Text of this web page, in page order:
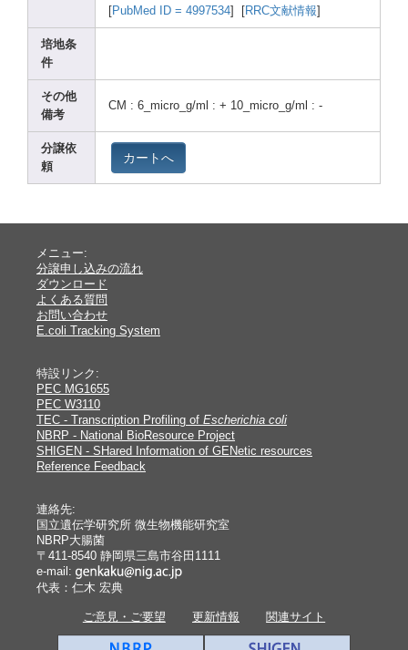
PubMed ID = 4997534 RRC文献情報
培地条
件
その他
備考
CM : 6_micro_g/ml : + 10_micro_g/ml : -
分譲依
頼
カートへ
メニュー:
分譲申し込みの流れ
ダウンロード
よくある質問
お問い合わせ
E.coli Tracking System
特設リンク:
PEC MG1655
PEC W3110
TEC - Transcription Profiling of Escherichia coli
NBRP - National BioResource Project
SHIGEN - SHared Information of GENetic resources
Reference Feedback
連絡先:
国立遺伝学研究所 微生物機能研究室
NBRP大腸菌
〒411-8540 静岡県三島市谷田1111
e-mail:
代表：仁木 宏典
ご意見・ご要望 更新情報 関連サイト